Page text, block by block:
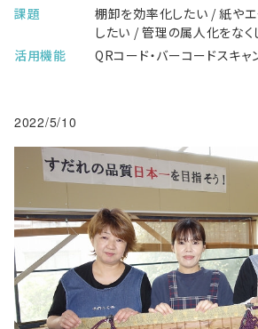
課題
棚卸を効率化したい / 紙や
したい / 管理の属人化をなく
活用機能
QRコード・バーコードスキャ
2022/5/10